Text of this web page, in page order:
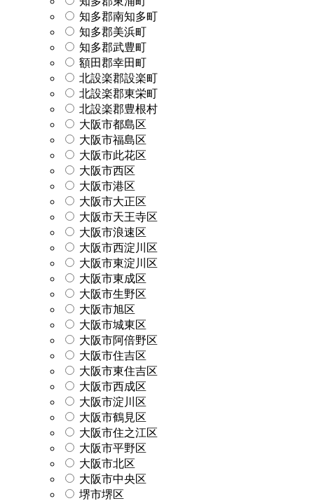
知多郡南知多町
知多郡美浜町
知多郡武豊町
額田郡幸田町
北設楽郡設楽町
北設楽郡東栄町
北設楽郡豊根村
大阪市都島区
大阪市福島区
大阪市此花区
大阪市西区
大阪市港区
大阪市大正区
大阪市天王寺区
大阪市浪速区
大阪市西淀川区
大阪市東淀川区
大阪市東成区
大阪市生野区
大阪市旭区
大阪市城東区
大阪市阿倍野区
大阪市住吉区
大阪市東住吉区
大阪市西成区
大阪市淀川区
大阪市鶴見区
大阪市住之江区
大阪市平野区
大阪市北区
大阪市中央区
堺市堺区